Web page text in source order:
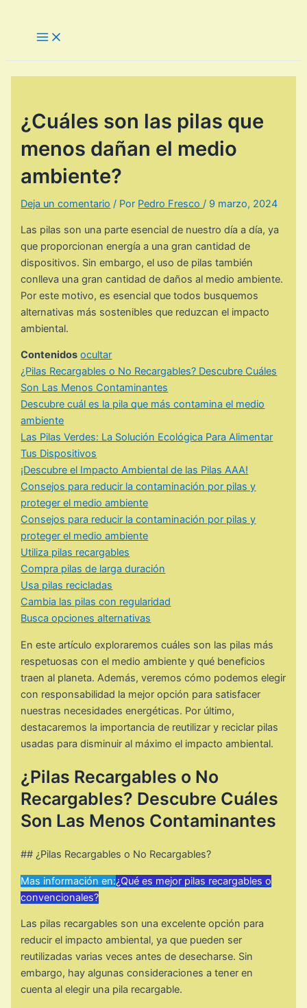
Main
Menu
¿Cuáles son las pilas que
menos dañan el medio
ambiente?
Deja un comentario / Por Pedro Fresco/ 9 marzo, 2024
Las pilas son una parte esencial de nuestro día a día, ya
que proporcionan energía a una gran cantidad de
dispositivos. Sin embargo, el uso de pilas también
conlleva una gran cantidad de daños al medio ambiente.
Por este motivo, es esencial que todos busquemos
alternativas más sostenibles que reduzcan el impacto
ambiental.
Contenidos ocultar
¿Pilas Recargables o No Recargables? Descubre Cuáles
Son Las Menos Contaminantes
Descubre cuál es la pila que más contamina el medio
ambiente
Las Pilas Verdes: La Solución Ecológica Para Alimentar
Tus Dispositivos
¡Descubre el Impacto Ambiental de las Pilas AAA!
Consejos para reducir la contaminación por pilas y
proteger el medio ambiente
Consejos para reducir la contaminación por pilas y
proteger el medio ambiente
Utiliza pilas recargables
Compra pilas de larga duración
Usa pilas recicladas
Cambia las pilas con regularidad
Busca opciones alternativas
En este artículo exploraremos cuáles son las pilas más
respetuosas con el medio ambiente y qué beneficios
traen al planeta. Además, veremos cómo podemos elegir
con responsabilidad la mejor opción para satisfacer
nuestras necesidades energéticas. Por último,
destacaremos la importancia de reutilizar y reciclar pilas
usadas para disminuir al máximo el impacto ambiental.
¿Pilas Recargables o No
Recargables? Descubre Cuáles
Son Las Menos Contaminantes
## ¿Pilas Recargables o No Recargables?
Mas información en:¿Qué es mejor pilas recargables o
convencionales?
Las pilas recargables son una excelente opción para
reducir el impacto ambiental, ya que pueden ser
reutilizadas varias veces antes de desecharse. Sin
embargo, hay algunas consideraciones a tener en
cuenta al elegir una pila recargable.